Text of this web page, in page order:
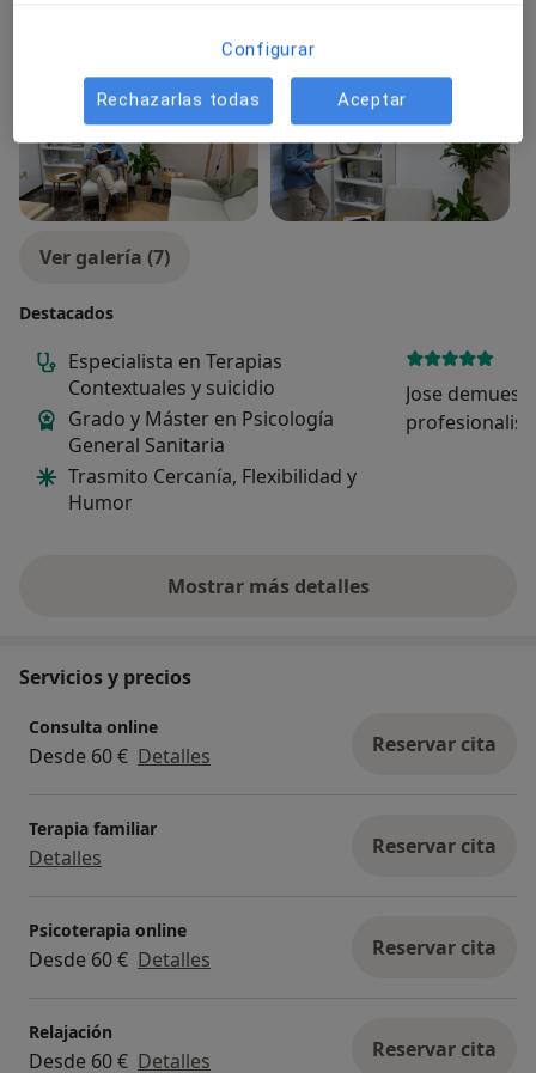
Ver galería (7)
Destacados
Especialista en Terapias
Contextuales y suicidio
Grado y Máster en Psicología
General Sanitaria
Trasmito Cercanía, Flexibilidad y
Humor
Jose
Mostrar más detalles
sobre la experiencia
Servicios y precios
Consulta online
Desde 60 € Detalles Reservar cita
Terapia familiar
Detalles Reservar cita
Psicoterapia online
Desde 60 € Detalles Reservar cita
Relajación
Desde 60 € Detalles Reservar cita
Configurar
Rechazarlas todas Aceptar